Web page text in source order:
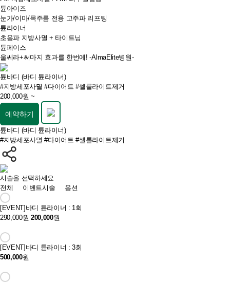
튠아이즈
눈가/이마/목주름 전용 고주파 리프팅
튠라이너
초음파 지방사멸 + 타이트닝
튠페이스
울쎄라+써마지 효과를 한번에! -AlmaElite병원-
튠바디 (바디 튠라이너)
#지방세포사멸#다이어트#셀룰라이트제거
200,000원 ~
예약하기
튠바디 (바디 튠라이너)
#지방세포사멸#다이어트#셀룰라이트제거
시술을 선택하세요
전체
이벤트시술 옵션
[EVENT]바디 튠라이너 : 1회
290,000원 200,000원
[EVENT]바디 튠라이너 : 3회
500,000원